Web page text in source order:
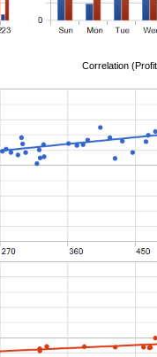
Correlation